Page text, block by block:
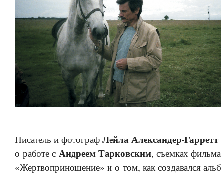
Писатель и фотограф Лейла Александер-Гарретт
о работе с Андреем Тарковским, съемках фильма
«Жертвоприношение» и о том, как создавался